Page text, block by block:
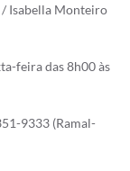
/ Isabella Monteiro
feira das 8h00 às
9333 (Ramal-